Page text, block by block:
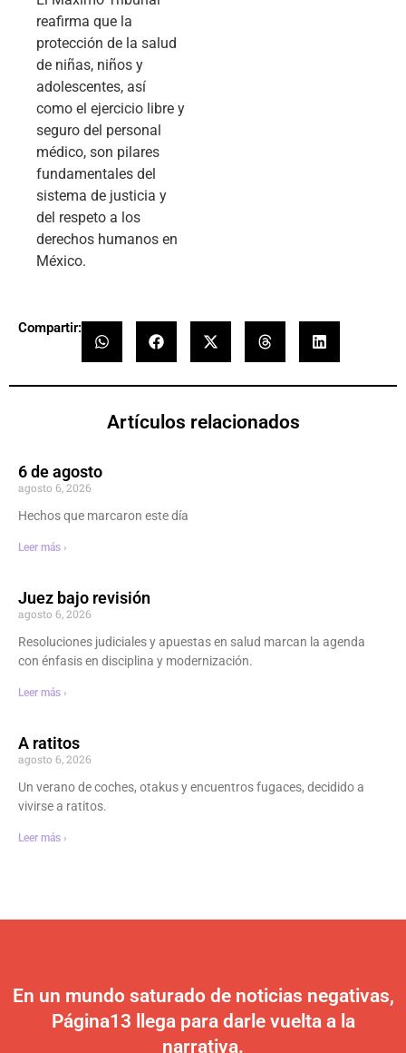
reafirma que la
protección de la salud
de niñas, niños y
adolescentes, así
como el ejercicio libre y
seguro del personal
médico, son pilares
fundamentales del
sistema de justicia y
del respeto a los
derechos humanos en
México.
Compartir:
Artículos relacionados
6 de agosto
agosto 6, 2026
Hechos que marcaron este día
Leer más ›
Juez bajo revisión
agosto 6, 2026
Resoluciones judiciales y apuestas en salud marcan la agenda
con énfasis en disciplina y modernización.
Leer más ›
A ratitos
agosto 6, 2026
Un verano de coches, otakus y encuentros fugaces, decidido a
vivirse a ratitos.
Leer más ›
En un mundo saturado de noticias negativas,
Página13 llega para darle vuelta a la
narrativa.